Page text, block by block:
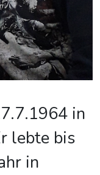
in
lebte bis
in